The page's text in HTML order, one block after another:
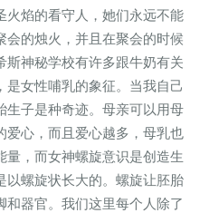
火焰的看守人，她们永远不能
会的烛火，并且在聚会的时候
斯神秘学校有许多跟牛奶有关
是女性哺乳的象征。当我自己
生子是种奇迹。母亲可以用母
爱心，而且爱心越多，母乳也
量，而女神螺旋意识是创造生
以螺旋状长大的。螺旋让胚胎
和器官。我们这里每个人除了